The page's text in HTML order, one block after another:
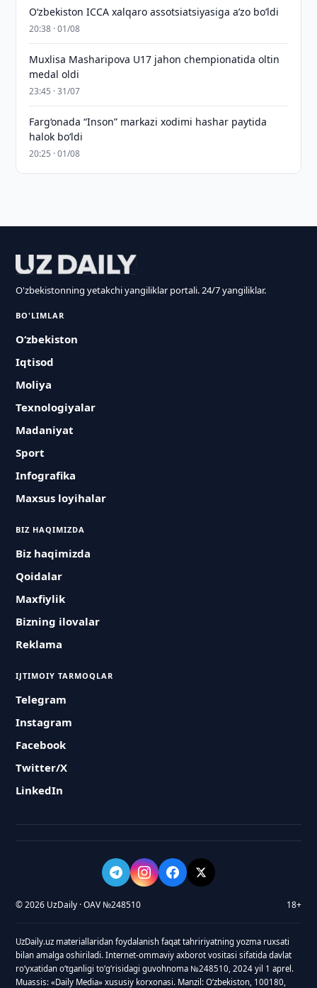
O‘zbekiston ICCA xalqaro assotsiatsiyasiga aʼzo bo‘ldi
20:38 · 01/08
Muxlisa Masharipova U17 jahon chempionatida oltin
medal oldi
23:45 · 31/07
Farg‘onada “Inson” markazi xodimi hashar paytida
halok bo‘ldi
20:25 · 01/08
O'zbekistonning yetakchi yangiliklar portali. 24/7 yangiliklar.
BO'LIMLAR
O‘zbekiston
Iqtisod
Moliya
Texnologiyalar
Madaniyat
Sport
Infografika
Maxsus loyihalar
BIZ HAQIMIZDA
Biz haqimizda
Qoidalar
Maxfiylik
Bizning ilovalar
Reklama
IJTIMOIY TARMOQLAR
Telegram
Instagram
Facebook
Twitter/X
LinkedIn
© 2026 UzDaily · OAV №248510 18+
UzDaily.uz materiallaridan foydalanish faqat tahririyatning yozma ruxsati
bilan amalga oshiriladi. Internet-ommaviy axborot vositasi sifatida davlat
roʻyxatidan oʻtganligi toʻgʻrisidagi guvohnoma №248510, 2024 yil 1 aprel.
Muassis: «Daily Media» xususiy korxonasi. Manzil: Oʻzbekiston, 100180,